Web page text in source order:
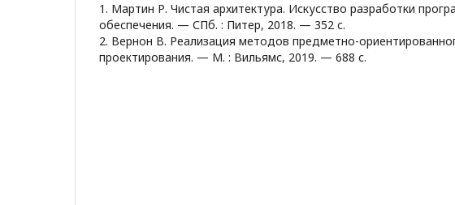
1. Мартин Р. Чистая архитектура. Искусство разработки
обеспечения. — СПб. : Питер, 2018. — 352 с.
2. Вернон В. Реализация методов предметно-
проектирования. — М. : Вильямс, 2019. — 688 с.